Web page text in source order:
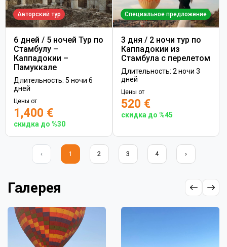
Авторский тур
6 дней / 5 ночей Тур по
Стамбулу –
Каппадокии –
Памуккале
Длительность: 5 ночи 6
дней
Цены от
1,400 €
скидка до %30
Специальное предложение
3 дня / 2 ночи тур по
Каппадокии из
Стамбула с перелетом
Длительность: 2 ночи 3
дней
Цены от
520 €
скидка до %45
‹ 1 2 3 4 ›
Галерея